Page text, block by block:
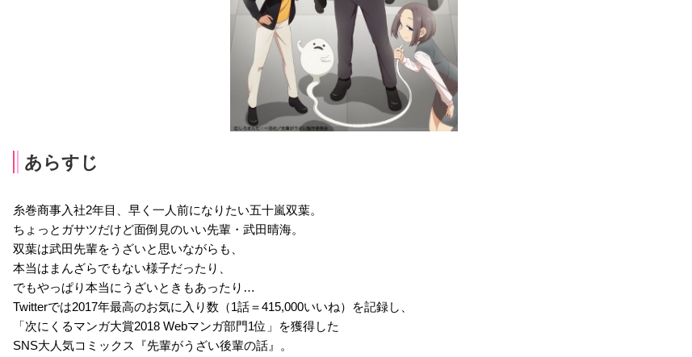
あらすじ
糸巻商事入社2年目、早く一人前になりたい五十嵐双葉。
ちょっとガサツだけど面倒見のいい先輩・武田晴海。
双葉は武田先輩をうざいと思いながらも、
本当はまんざらでもない様子だったり、
でもやっぱり本当にうざいときもあったり…
Twitterでは2017年最高のお気に入り数（1話＝415,000いいね）を記録し、
「次にくるマンガ大賞2018 Webマンガ部門1位」を獲得した
SNS大人気コミックス『先輩がうざい後輩の話』。